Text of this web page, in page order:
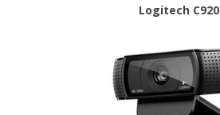
Logitech C920